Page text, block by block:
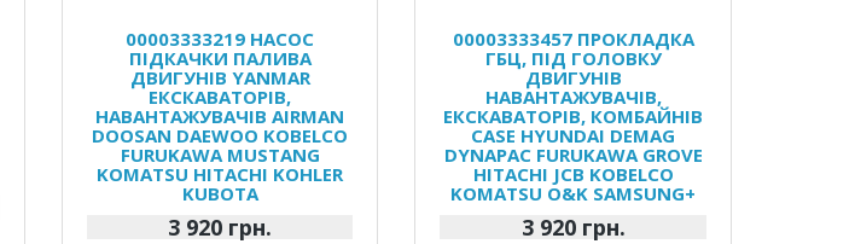
00003333219 НАСОС
ПІДКАЧКИ ПАЛИВА
ДВИГУНІВ YANMAR
ЕКСКАВАТОРІВ,
НАВАНТАЖУВАЧІВ AIRMAN
DOOSAN DAEWOO KOBELCO
FURUKAWA MUSTANG
KOMATSU HITACHI KOHLER
KUBOTA
3 920 грн.
00003333457 ПРОКЛАДКА
ГБЦ, ПІД ГОЛОВКУ
ДВИГУНІВ
НАВАНТАЖУВАЧІВ,
ЕКСКАВАТОРІВ, КОМБАЙНІВ
CASE HYUNDAI DEMAG
DYNAPAC FURUKAWA GROVE
HITACHI JCB KOBELCO
KOMATSU O&K SAMSUNG+
3 920 грн.